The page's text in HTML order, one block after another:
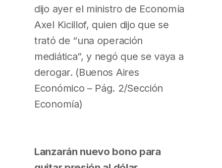
dijo ayer el ministro de Economía
Axel Kicillof, quien dijo que se
trató de “una operación
mediática”, y negó que se vaya a
derogar. (Buenos Aires
Económico – Pág. 2/Sección
Economía)
Lanzarán nuevo bono para